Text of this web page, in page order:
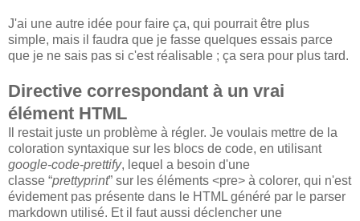
J'ai une autre idée pour faire ça, qui pourrait être plus
simple, mais il faudra que je fasse quelques essais parce
que je ne sais pas si c'est réalisable ; ça sera pour plus tard.
Directive correspondant à un vrai
élément HTML
Il restait juste un problème à régler. Je voulais mettre de la
coloration syntaxique sur les blocs de code, en utilisant
google-code-prettify, lequel a besoin d'une
classe “prettyprint” sur les éléments <pre> à colorer, qui n'est
évidement pas présente dans le HTML généré par le parser
markdown utilisé. Et il faut aussi déclencher une